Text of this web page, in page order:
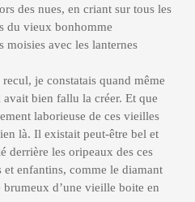
des nues, en criant sur tous les
du vieux bonhomme
moisies avec les lanternes
je constatais quand même
bien fallu la créer. Et que
laborieuse de ces vieilles
là. Il existait peut-être bel et
derrière les oripeaux des ces
enfantins, comme le diamant
d’une vieille boite en